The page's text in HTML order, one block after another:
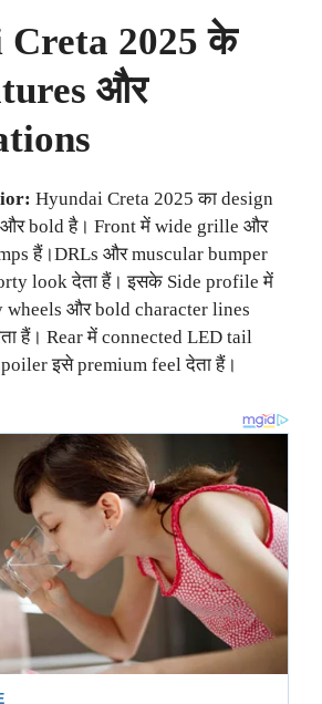
Creta 2025 के
और
Hyundai Creta 2025 का design
और bold है। Front में wide grille और
हैं।DRLs और muscular bumper
look देता हैं। इसके Side profile में
और bold character lines
हैं। Rear में connected LED tail
इसे premium feel देता हैं।